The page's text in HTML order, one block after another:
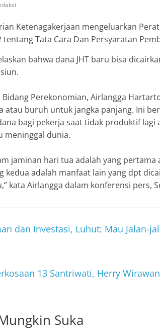
Ketenagakerjaan mengeluarkan
Tata Cara Dan Persyaratan
bahwa dana JHT baru bisa
Perekonomian, Airlangga
atau buruh untuk jangka panjang. Ini
bagi pekerja saat tidak produktif lagi
meninggal dunia.
jaminan hari tua adalah yang
kedua adalah manfaat lain yang dpt
kata Airlangga dalam konferensi pers,
dan Investasi, Luhut: Mau Jalan-
13 Santriwati, Herry
Suka